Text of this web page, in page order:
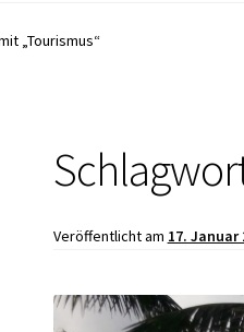
„Tourismus“
Veröffentlicht am 17. Januar